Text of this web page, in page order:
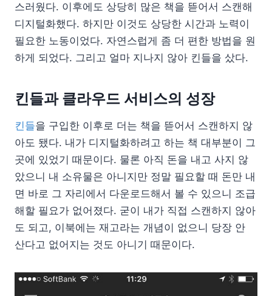
스러웠다. 이후에도 상당히 많은 책을 뜯어서 스캔해
디지털화했다. 하지만 이것도 상당한 시간과 노력이
필요한 노동이었다. 자연스럽게 좀 더 편한 방법을 원
하게 되었다. 그리고 얼마 지나지 않아 킨들을 샀다.
킨들과 클라우드 서비스의 성장
킨들을 구입한 이후로 더는 책을 뜯어서 스캔하지 않
아도 됐다. 내가 디지털화하려고 하는 책 대부분이 그
곳에 있었기 때문이다. 물론 아직 돈을 내고 사지 않
았으니 내 소유물은 아니지만 정말 필요할 때 돈만 내
면 바로 그 자리에서 다운로드해서 볼 수 있으니 조급
해할 필요가 없어졌다. 굳이 내가 직접 스캔하지 않아
도 되고, 이북에는 재고라는 개념이 없으니 당장 안
산다고 없어지는 것도 아니기 때문이다.